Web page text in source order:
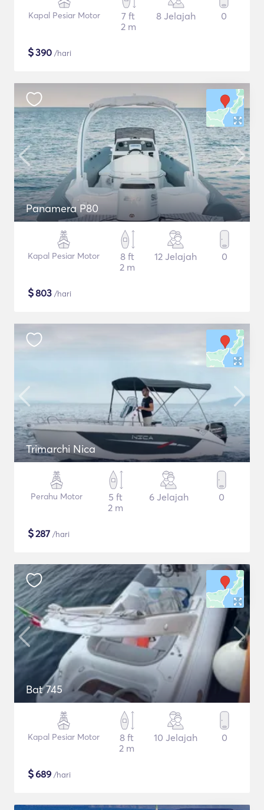
Kapal Pesiar Motor
7 ft
2 m
8 Jelajah 0
$390 /hari
Panamera P80
Kapal Pesiar Motor
8 ft
2 m
12 Jelajah 0
$803 /hari
Trimarchi Nica
Perahu Motor
5 ft
2 m
6 Jelajah 0
$287 /hari
Bat 745
Kapal Pesiar Motor
8 ft
2 m
10 Jelajah 0
$689 /hari